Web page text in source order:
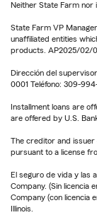
Neither State Farm nor
State Farm VP
unaffiliated entities
products. AP2025/02/
Dirección del
0001 Teléfono: 309-
Installment loans are
are offered by U.S.
The creditor and issuer
pursuant to a license
El seguro de vida y las
Company. (Sin licencia
Company (con licencia
Illinois.